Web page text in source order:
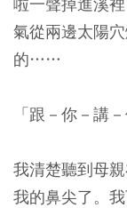
氣從兩邊太陽
的……
「跟－你－講
我清楚聽到母
我的鼻尖了。